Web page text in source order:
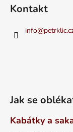
Kontakt
info@
Jak se
Kabátky a